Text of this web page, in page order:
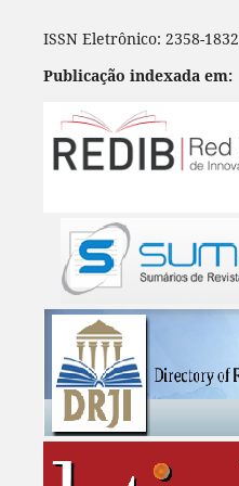
ISSN Eletrônico: 2358-1832
Publicação indexada em: